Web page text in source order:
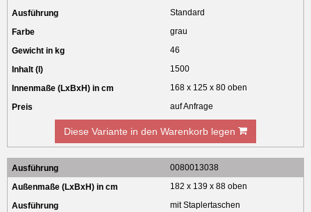
Standard
grau
46
1500
168 x 125 x 80 oben
auf Anfrage
Diese Variante in den Warenkorb legen
0080013038
182 x 139 x 88 oben
mit Staplertaschen